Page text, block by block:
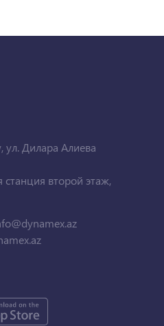
ул. Дилара Алиева
второй этаж,